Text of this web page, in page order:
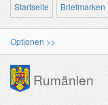
Startseite Briefmarken
Optionen >>
Rumänien